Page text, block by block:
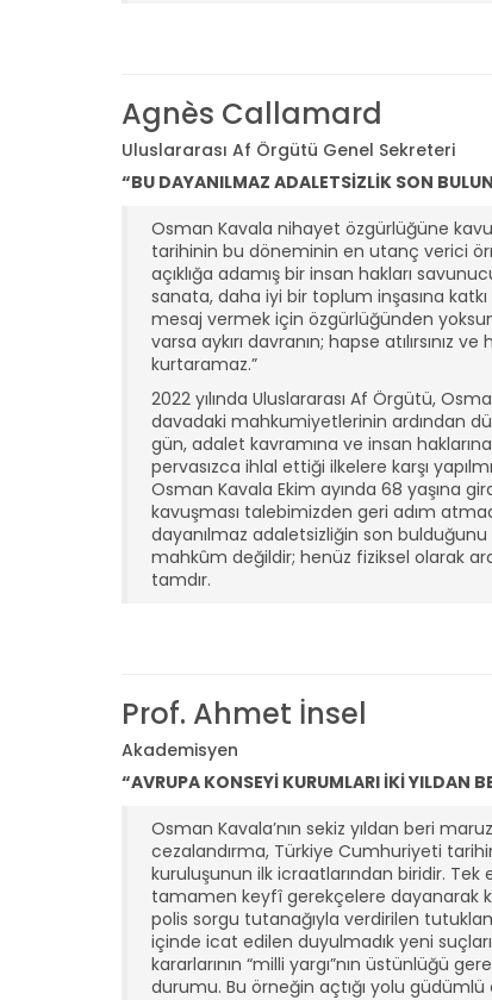
Agnès Callamard
Uluslararası Af Örgütü Genel Sekreteri
“BU DAYANILMAZ ADALETSİZLİK SON
Osman Kavala nihayet özgürlüğüne
tarihinin bu döneminin en utanç verici
açıklığa adamış bir insan hakları
sanata, daha iyi bir toplum inşasına
mesaj vermek için özgürlüğünden yoksun
varsa aykırı davranın; hapse atılırsınız
kurtaramaz.”
2022 yılında Uluslararası Af Örgütü,
davadaki mahkumiyetlerinin ardından
gün, adalet kavramına ve insan
pervasızca ihlal ettiği ilkelere karşı
Osman Kavala Ekim ayında 68 yaşına
kavuşması talebimizden geri adım
dayanılmaz adaletsizliğin son
mahkûm değildir; henüz fiziksel olarak
tamdır.
Prof. Ahmet İnsel
Akademisyen
“AVRUPA KONSEYİ KURUMLARI İKİ YILDAN
Osman Kavala’nın sekiz yıldan beri
cezalandırma, Türkiye Cumhuriyeti
kuruluşunun ilk icraatlarından biridir.
tamamen keyfî gerekçelere dayanarak
polis sorgu tutanağıyla verdirilen
içinde icat edilen duyulmadık yeni
kararlarının “milli yargı”nın üstünlüğü
durumu. Bu örneğin açtığı yolu güdümlü